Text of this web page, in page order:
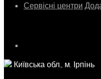
Сервісні центри
Київська обл., м. Ірпінь